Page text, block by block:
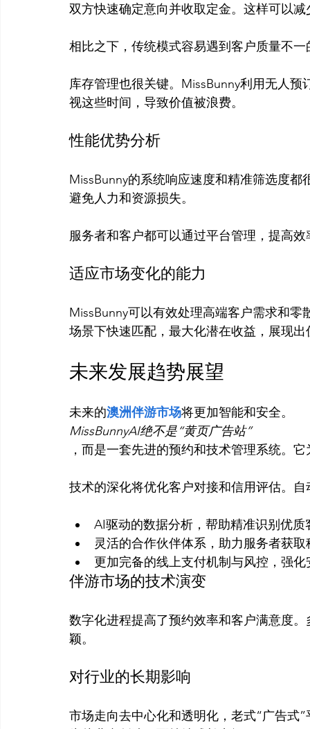
双方快速确定意向并收取定金。这样可以
相比之下，传统模式容易遇到客户质量不
库存管理也很关键。MissBunny利用无人
性能优势分析
MissBunny的系统响应速度和精准筛选度
避免人力和资源损失。
适应市场变化的能力
MissBunny可以有效处理高端客户需求和
未来发展趋势展望
未来的澳洲伴游市场将更加智能和安全。
MissBunnyAI绝不是“黄页广告站”
，而是一套先进的预约和技术管理系统。
AI驱动的数据分析，帮助精准识别优质
灵活的合作伙伴体系，助力服务者获取
更加完备的线上支付机制与风控，强化
伴游市场的技术演变
数字化进程提高了预约效率和客户满意度
对行业的长期影响
市场走向去中心化和透明化，老式“广告式